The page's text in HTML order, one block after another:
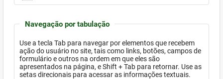
Navegação por tabulação
Use a tecla Tab para navegar por elementos que recebem
ação do usuário no site, tais como links, botões, campos de
formulário e outros na ordem em que eles são
apresentados na página, e Shift + Tab para retornar. Use as
setas direcionais para acessar as informações textuais.